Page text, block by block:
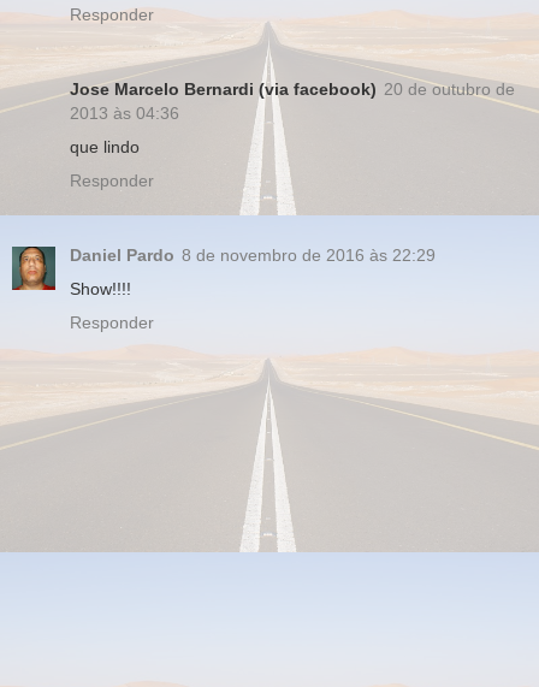
Responder
Jose Marcelo Bernardi (via facebook) 20 de outubro de
2013 às 04:36
que lindo
Responder
Daniel Pardo 8 de novembro de 2016 às 22:29
Show!!!!
Responder